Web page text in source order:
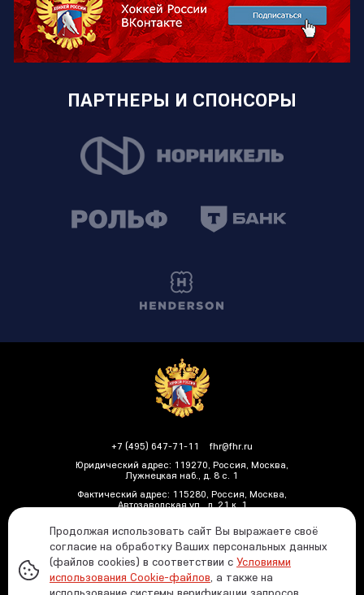
ПАРТНЕРЫ И СПОНСОРЫ
+7 (495) 647-71-11
fhr@fhr.ru
Юридический адрес: 119270, Россия, Москва,
Лужнецкая наб., д. 8 с. 1
Фактический адрес: 115280, Россия, Москва,
Автозаводская ул., д. 21 к. 1
Политика ФХР в отношении обработки и защиты
персональных данных
Продолжая использовать сайт Вы выражаете своё
согласие на обработку Ваших персональных данных
(файлов cookies) в соответствии с Условиями
использования Cookie-файлов, а также на